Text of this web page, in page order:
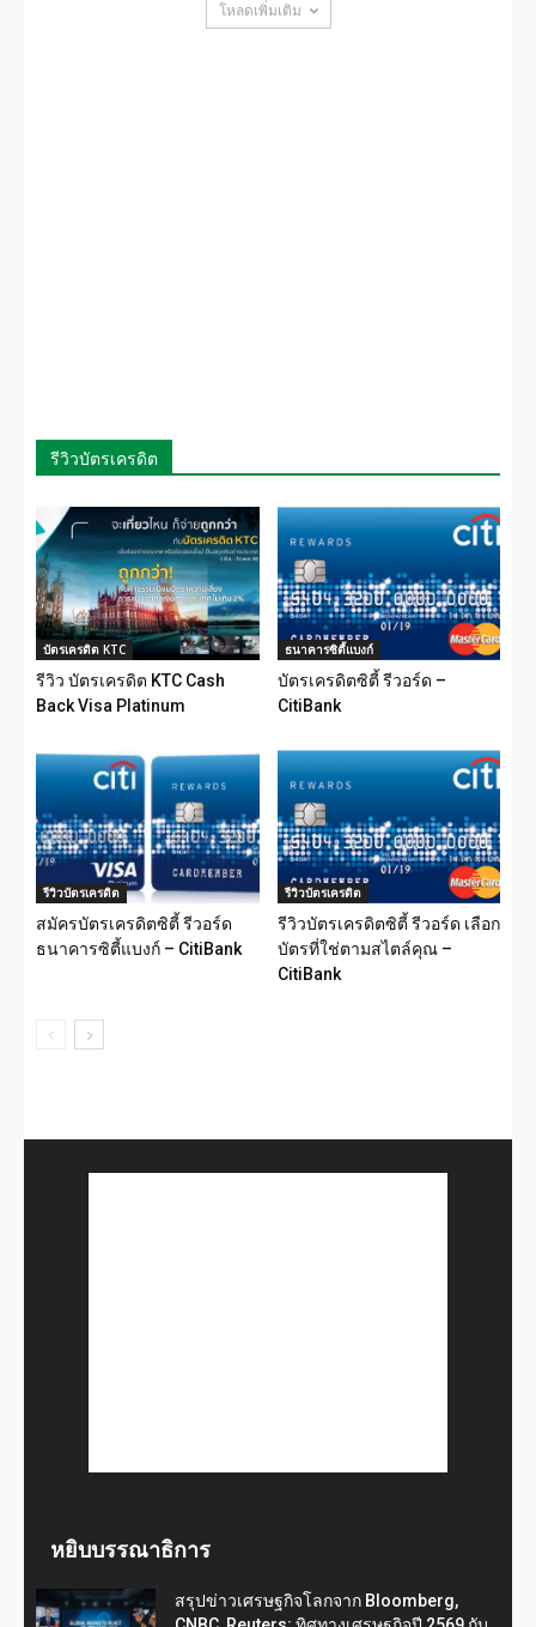
โหลดเพิ่มเติม
รีวิวบัตรเครดิต
บัตรเครดิต KTC
รีวิว บัตรเครดิต KTC Cash
Back Visa Platinum
ธนาคารซิตี้แบงก์
บัตรเครดิตซิตี้ รีวอร์ด –
CitiBank
รีวิวบัตรเครดิต
สมัครบัตรเครดิตซิตี้ รีวอร์ด
ธนาคารซิตี้แบงก์ – CitiBank
รีวิวบัตรเครดิต
รีวิวบัตรเครดิตซิตี้ รีวอร์ด เลือก
บัตรที่ใช่ตามสไตล์คุณ –
CitiBank
หยิบบรรณาธิการ
สรุปข่าวเศรษฐกิจโลกจาก Bloomberg,